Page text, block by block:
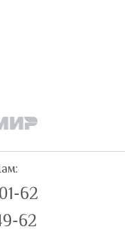
62
62